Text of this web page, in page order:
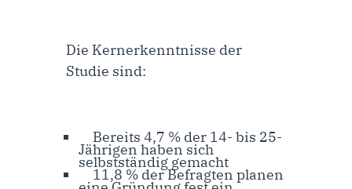
Die Kernerkenntnisse der
Studie sind:
Bereits 4,7 % der 14- bis 25-
Jährigen haben sich
selbstständig gemacht
11,8 % der Befragten planen